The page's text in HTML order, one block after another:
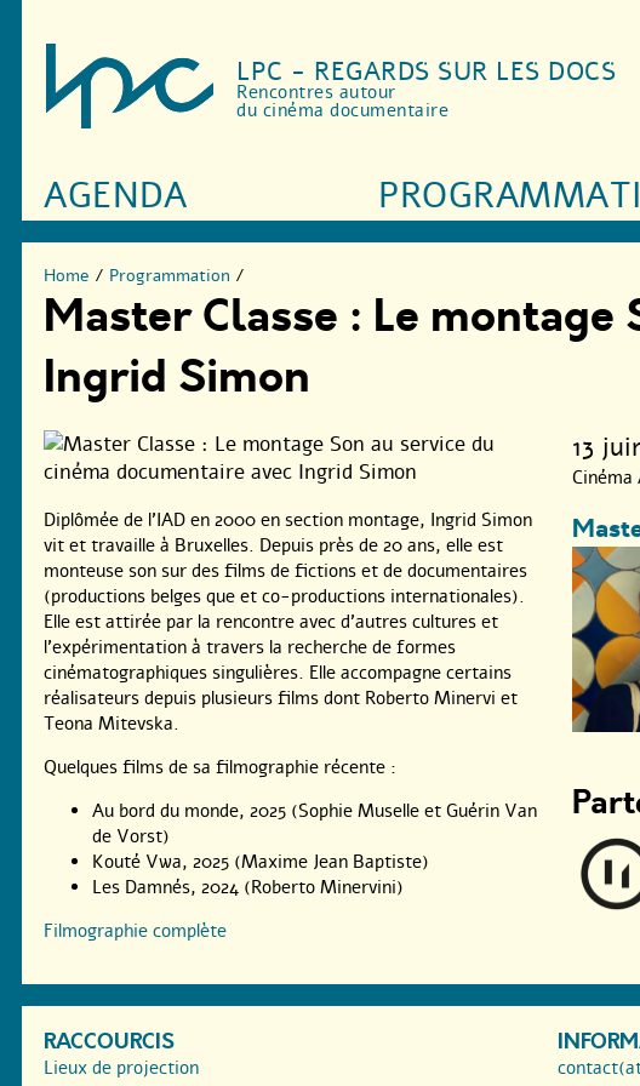
LPC - REGARDS SUR LES DOCS
Rencontres autour
du cinéma documentaire
AGENDA
Home / Programmation /
Master Classe : Le montage
Ingrid Simon
Diplômée de l’IAD en 2000 en section montage, Ingrid Simon
vit et travaille à Bruxelles. Depuis près de 20 ans, elle est
monteuse son sur des films de fictions et de documentaires
(productions belges que et co-productions internationales).
Elle est attirée par la rencontre avec d’autres cultures et
l’expérimentation à travers la recherche de formes
cinématographiques singulières. Elle accompagne certains
réalisateurs depuis plusieurs films dont Roberto Minervi et
Teona Mitevska.
Quelques films de sa filmographie récente :
Au bord du monde, 2025 (Sophie Muselle et Guérin Van
de Vorst)
Kouté Vwa, 2025 (Maxime Jean Baptiste)
Les Damnés, 2024 (Roberto Minervini)
Filmographie complète
13
Cinéma
RACCOURCIS
Lieux de projection